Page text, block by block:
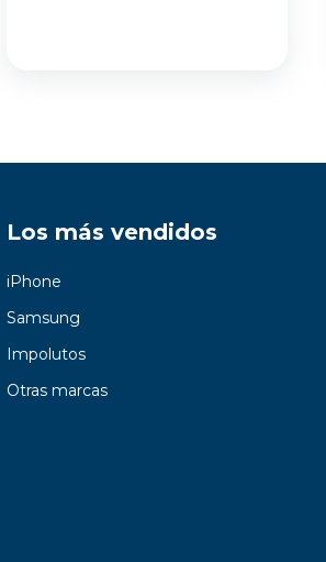
Los más vendidos
iPhone
Samsung
Impolutos
Otras marcas